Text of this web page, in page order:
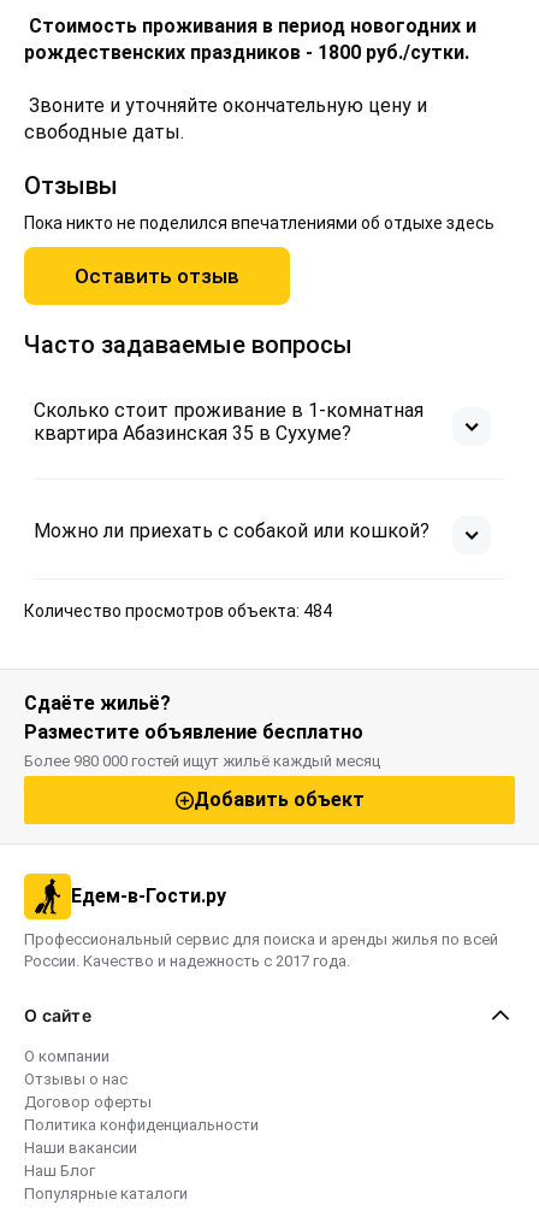
Стоимость проживания в период новогодних и
рождественских праздников - 1800 руб./сутки.
Звоните и уточняйте окончательную цену и
свободные даты.
Отзывы
Пока никто не поделился впечатлениями об отдыхе здесь
Оставить отзыв
Часто задаваемые вопросы
Сколько стоит проживание в 1-комнатная
квартира Абазинская 35 в Сухуме?
Можно ли приехать с собакой или кошкой?
Количество просмотров объекта: 484
Сдаёте жильё?
Разместите объявление бесплатно
Более 980 000 гостей ищут жильё каждый месяц
Добавить объект
Едем-в-Гости.ру
Профессиональный сервис для поиска и аренды жилья по всей
России. Качество и надежность с 2017 года.
О сайте
О компании
Отзывы о нас
Договор оферты
Политика конфиденциальности
Наши вакансии
Наш Блог
Популярные каталоги